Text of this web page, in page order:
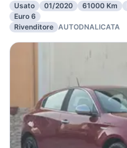
Usato
01/2020 61000 Km
Euro 6
Rivenditore AUTODNALICATA